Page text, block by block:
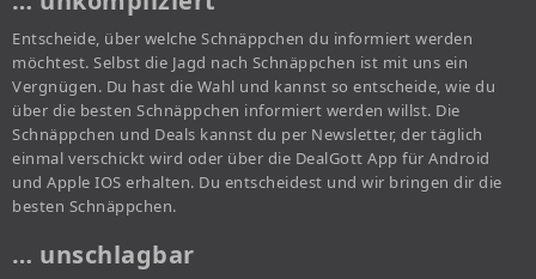
Entscheide, über welche Schnäppchen du informiert werden
möchtest. Selbst die Jagd nach Schnäppchen ist mit uns ein
Vergnügen. Du hast die Wahl und kannst so entscheide, wie du
über die besten Schnäppchen informiert werden willst. Die
Schnäppchen und Deals kannst du per Newsletter, der täglich
einmal verschickt wird oder über die DealGott App für Android
und Apple IOS erhalten. Du entscheidest und wir bringen dir die
besten Schnäppchen.
… unschlagbar